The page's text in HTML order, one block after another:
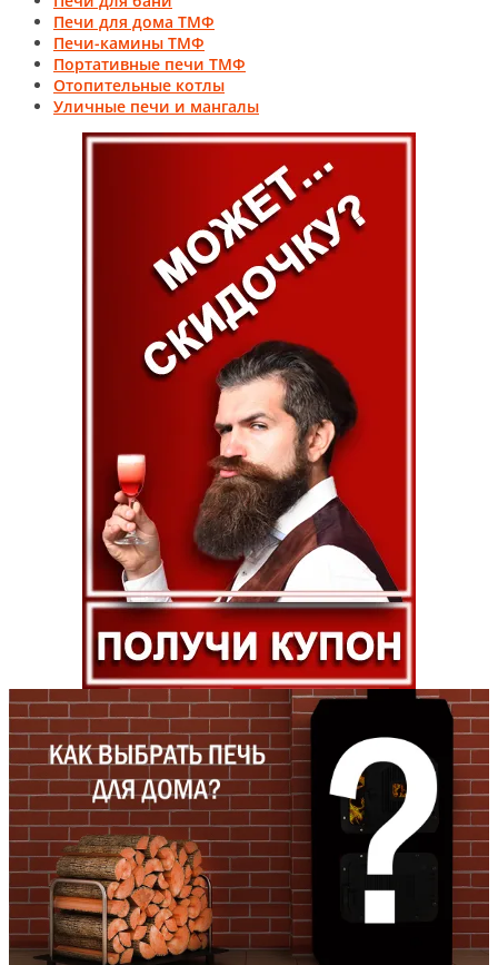
Печи для дома ТМФ
Печи-камины ТМФ
Портативные печи ТМФ
Отопительные котлы
Уличные печи и мангалы